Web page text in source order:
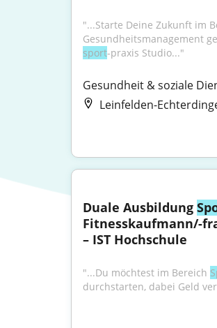
"...Starte Deine Zukunft im
sport-praxis Studio..."
Gesundheit & soziale
Leinfelden-
Duale Ausbildung
Fitnesskaufmann/-
– IST Hochschule
"...Du möchtest im Bereich
durchstarten, dabei Geld